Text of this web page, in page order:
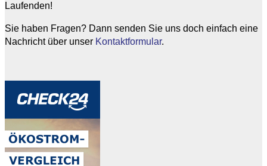
Laufenden!
Sie haben Fragen? Dann senden Sie uns doch einfach eine
Nachricht über unser Kontaktformular.